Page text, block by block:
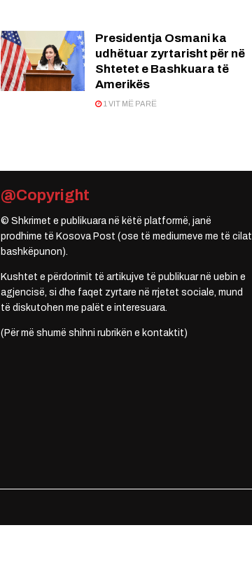
Presidentja Osmani ka
udhëtuar zyrtarisht për në
Shtetet e Bashkuara të
Amerikës
1 VIT MË PARË
@Copyright
© Shkrimet e publikuara në këtë platformë, janë
prodhime të Kosova Post (ose të mediumeve me të cilat
bashkëpunon).
Kushtet e përdorimit të artikujve të publikuar në uebin e
agjencisë, si dhe faqet zyrtare në rrjetet sociale, mund
të diskutohen me palët e interesuara.
(Për më shumë shihni rubrikën e kontaktit)